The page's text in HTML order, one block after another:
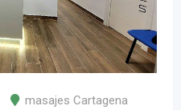
masajes Cartagena